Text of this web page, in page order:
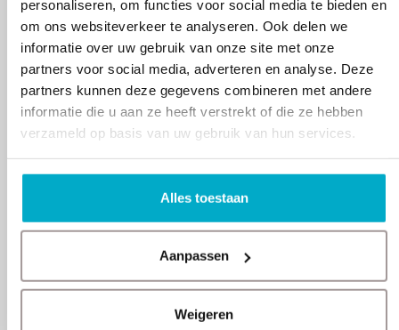
personaliseren, om functies voor social media te bieden en
om ons websiteverkeer te analyseren. Ook delen we
informatie over uw gebruik van onze site met onze
partners voor social media, adverteren en analyse. Deze
partners kunnen deze gegevens combineren met andere
informatie die u aan ze heeft verstrekt of die ze hebben
verzameld op basis van uw gebruik van hun services.
Alles toestaan
Aanpassen
Weigeren
Revalideren na een nieuwe heup
Ik ben geopereerd en heb een nieuwe heup
gekregen. De fysiotherapeuten hebben mij direct
bij thuiskomst aan huis behandeld en ervoor
gezorgd dat ik in en om het huis al snel weer in
beweging kwam. later ben ik verder gerevalideerd
in de sportzaal bij MedPlus. Ze hebben een lift en
me heel fijn begeleid en ik loop inmiddels weer als
Neeltje